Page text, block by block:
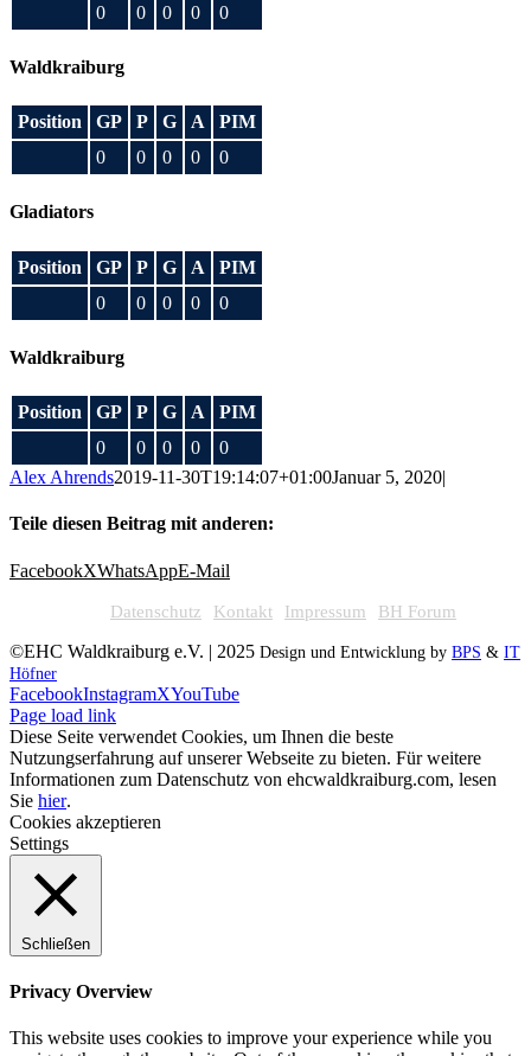
0
0 0 0 0
Waldkraiburg
Position GP P G A
PIM
0
0 0 0 0
Gladiators
Position GP P G A
PIM
0
0 0 0 0
Waldkraiburg
Position GP P G A
PIM
0
0 0 0
0
Alex Ahrends2019-11-30T19:14:07+01:00Januar 5, 2020|
Teile diesen Beitrag mit anderen:
FacebookXWhatsAppE-Mail
Datenschutz Kontakt Impressum BH Forum
©EHC Waldkraiburg e.V. | 2025 Design und Entwicklung by BPS & IT
Höfner
FacebookInstagramXYouTube
Page load link
Diese Seite verwendet Cookies, um Ihnen die beste
Nutzungserfahrung auf unserer Webseite zu bieten. Für weitere
Informationen zum Datenschutz von ehcwaldkraiburg.com, lesen
Sie hier.
Cookies akzeptieren
Settings
Schließen
Privacy Overview
This website uses cookies to improve your experience while you